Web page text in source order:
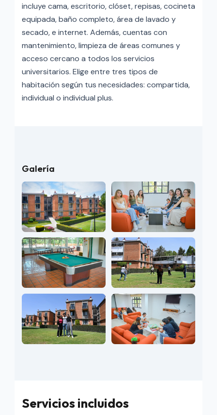
incluye cama, escritorio, clóset, repisas, cocineta
equipada, baño completo, área de lavado y
secado, e internet. Además, cuentas con
mantenimiento, limpieza de áreas comunes y
acceso cercano a todos los servicios
universitarios. Elige entre tres tipos de
habitación según tus necesidades: compartida,
individual o individual plus.
Galería
Servicios incluidos